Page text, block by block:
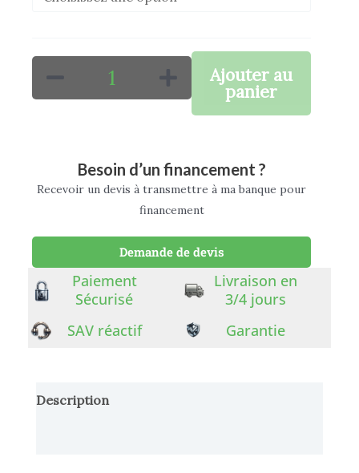
Ajouter au
panier
Besoin d’un financement ?
Recevoir un devis à transmettre à ma banque pour
financement
Demande de devis
Paiement
Sécurisé
Livraison en
3/4 jours
SAV réactif
Garantie
Description